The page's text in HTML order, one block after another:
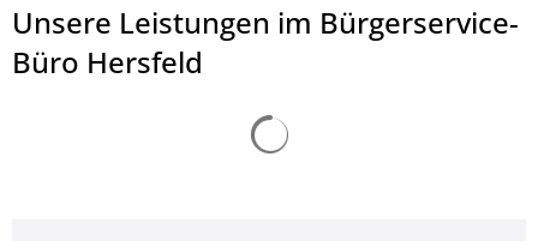
Unsere Leistungen im Bürgerservice-
Büro Hersfeld